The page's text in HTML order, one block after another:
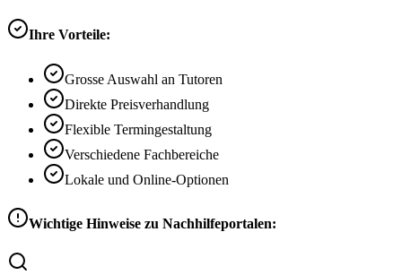
Ihre Vorteile:
Grosse Auswahl an Tutoren
Direkte Preisverhandlung
Flexible Termingestaltung
Verschiedene Fachbereiche
Lokale und Online-Optionen
Wichtige Hinweise zu Nachhilfeportalen: